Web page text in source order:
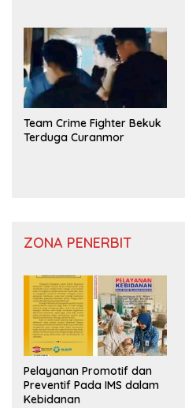
Team Crime Fighter Bekuk
Terduga Curanmor
ZONA PENERBIT
Pelayanan Promotif dan
Preventif Pada IMS dalam
Kebidanan